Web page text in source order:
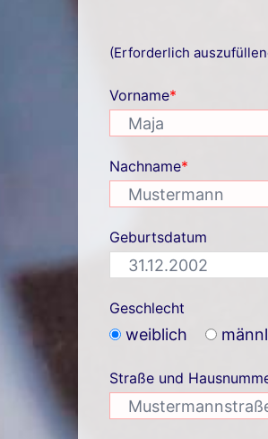
(Erforderlich
Vorname*
Nachname*
Geburtsdatum
Geschlecht
weiblich
Straße und